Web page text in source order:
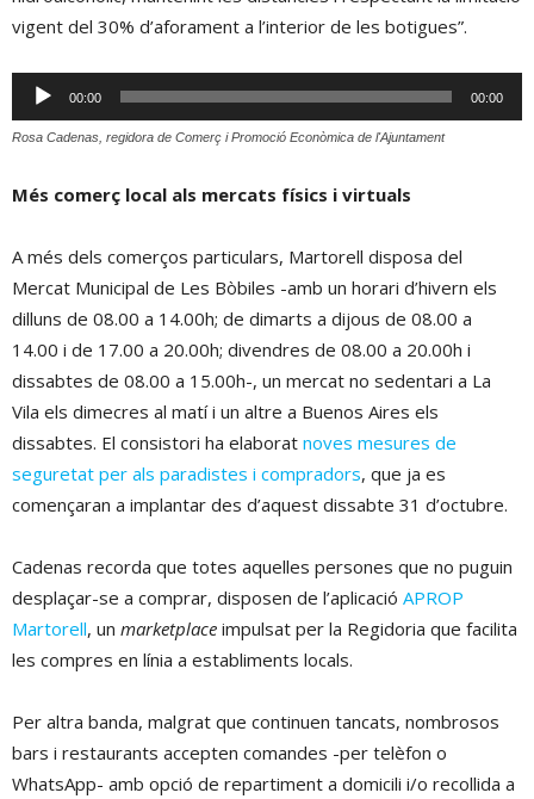
vigent del 30% d’aforament a l’interior de les botigues”.
Reproductor
d'àudio
00:00 00:00
Rosa Cadenas, regidora de Comerç i Promoció Econòmica de l'Ajuntament
Més comerç local als mercats físics i virtuals
A més dels comerços particulars, Martorell disposa del
Mercat Municipal de Les Bòbiles -amb un horari d’hivern els
dilluns de 08.00 a 14.00h; de dimarts a dijous de 08.00 a
14.00 i de 17.00 a 20.00h; divendres de 08.00 a 20.00h i
dissabtes de 08.00 a 15.00h-, un mercat no sedentari a La
Vila els dimecres al matí i un altre a Buenos Aires els
dissabtes. El consistori ha elaborat noves mesures de
seguretat per als paradistes i compradors, que ja es
començaran a implantar des d’aquest dissabte 31 d’octubre.
Cadenas recorda que totes aquelles persones que no puguin
desplaçar-se a comprar, disposen de l’aplicació APROP
Martorell, un marketplace impulsat per la Regidoria que facilita
les compres en línia a establiments locals.
Per altra banda, malgrat que continuen tancats, nombrosos
bars i restaurants accepten comandes -per telèfon o
WhatsApp- amb opció de repartiment a domicili i/o recollida a